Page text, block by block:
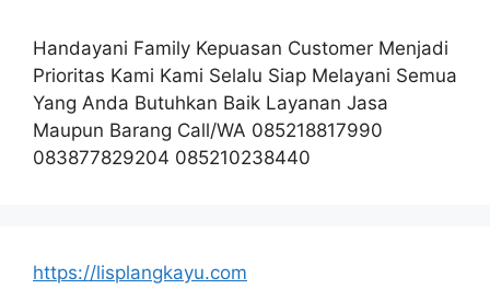
Handayani Family Kepuasan Customer Menjadi
Prioritas Kami Kami Selalu Siap Melayani Semua
Yang Anda Butuhkan Baik Layanan Jasa
Maupun Barang Call/WA 085218817990
083877829204 085210238440
https://lisplangkayu.com